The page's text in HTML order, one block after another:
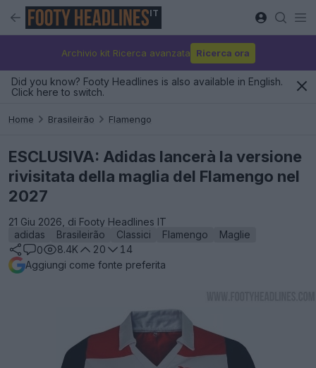
IT
Archivio kit Ricerca avanzata Ricerca ora
Did you know? Footy Headlines is also available in English.
Click here to switch.
Home Brasileirão Flamengo
ESCLUSIVA: Adidas lancerà la versione
rivisitata della maglia del Flamengo nel
2027
21 Giu 2026, di Footy Headlines IT
adidas
Brasileirão Classici Flamengo
Maglie
0
8.4K 20
14
Aggiungi come fonte preferita